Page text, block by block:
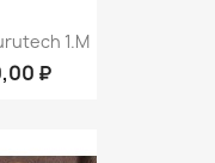
1.m
₽